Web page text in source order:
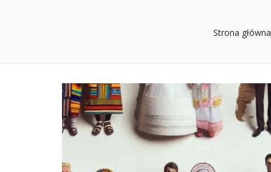
Strona główna